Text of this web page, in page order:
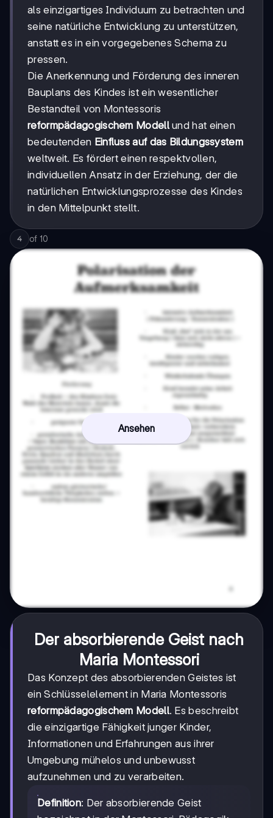
als einzigartiges Individuum zu betrachten und
seine natürliche Entwicklung zu unterstützen,
anstatt es in ein vorgegebenes Schema zu
pressen.
Die Anerkennung und Förderung des inneren
Bauplans des Kindes ist ein wesentlicher
Bestandteil von Montessoris
reformpädagogischem Modellund hat einen
bedeutenden Einfluss auf das Bildungssystem
weltweit. Es fördert einen respektvollen,
individuellen Ansatz in der Erziehung, der die
natürlichen Entwicklungsprozesse des Kindes
in den Mittelpunkt stellt.
4 of 10
Ansehen
Der absorbierende Geist nach
Maria Montessori
Das Konzept des absorbierenden Geistes ist
ein Schlüsselelement in Maria Montessoris
reformpädagogischem Modell. Es beschreibt
die einzigartige Fähigkeit junger Kinder,
Informationen und Erfahrungen aus ihrer
Umgebung mühelos und unbewusst
aufzunehmen und zu verarbeiten.
Definition: Der absorbierende Geist